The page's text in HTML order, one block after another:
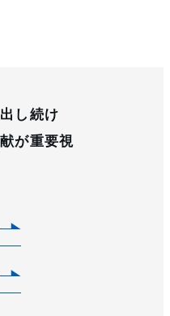
し続け
が重要視